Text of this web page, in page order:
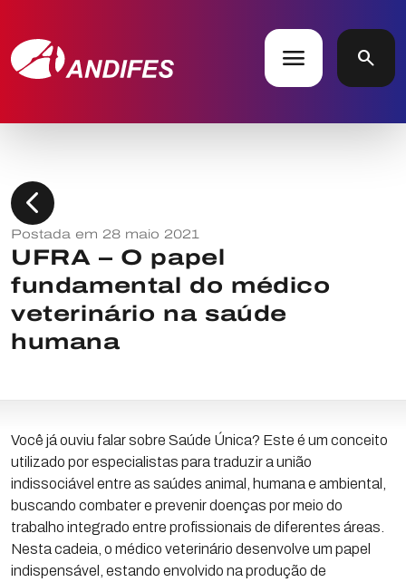
menu search
chevron_left
Postada em 28 maio 2021
UFRA – O papel
fundamental do médico
veterinário na saúde
humana
Você já ouviu falar sobre Saúde Única? Este é um conceito
utilizado por especialistas para traduzir a união
indissociável entre as saúdes animal, humana e ambiental,
buscando combater e prevenir doenças por meio do
trabalho integrado entre profissionais de diferentes áreas.
Nesta cadeia, o médico veterinário desenvolve um papel
indispensável, estando envolvido na produção de